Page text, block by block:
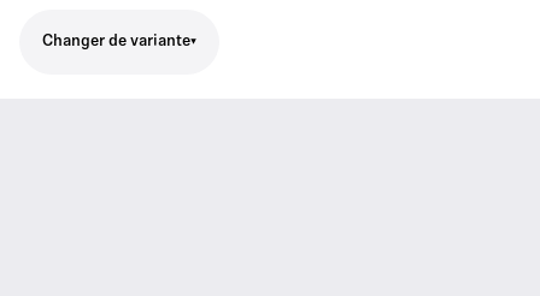
Changer de variante